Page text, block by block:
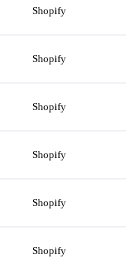
Shopify
Shopify
Shopify
Shopify
Shopify
Shopify